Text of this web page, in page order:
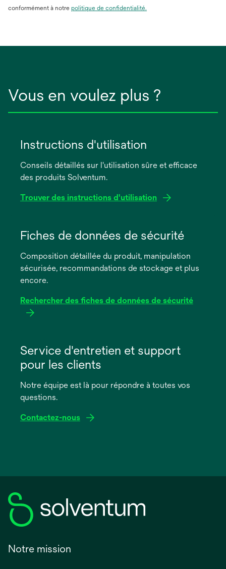
conformément à notre politique de confidentialité.
Vous en voulez plus ?
Instructions d'utilisation
Conseils détaillés sur l'utilisation sûre et efficace
des produits Solventum.
Trouver des instructions d'utilisation
dans
nouvel
onglet
Fiches de données de sécurité
Composition détaillée du produit, manipulation
sécurisée, recommandations de stockage et plus
encore.
Rechercher des fiches de données de sécurité
dans
nouvel
onglet
Service d'entretien et support
pour les clients
Notre équipe est là pour répondre à toutes vos
questions.
Contactez-nous
Notre mission